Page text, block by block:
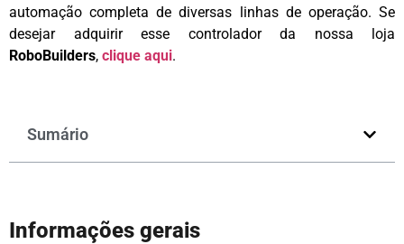
automação completa de diversas linhas de operação. Se
desejar adquirir esse controlador da nossa loja
RoboBuilders, clique aqui.
Sumário
Informações gerais